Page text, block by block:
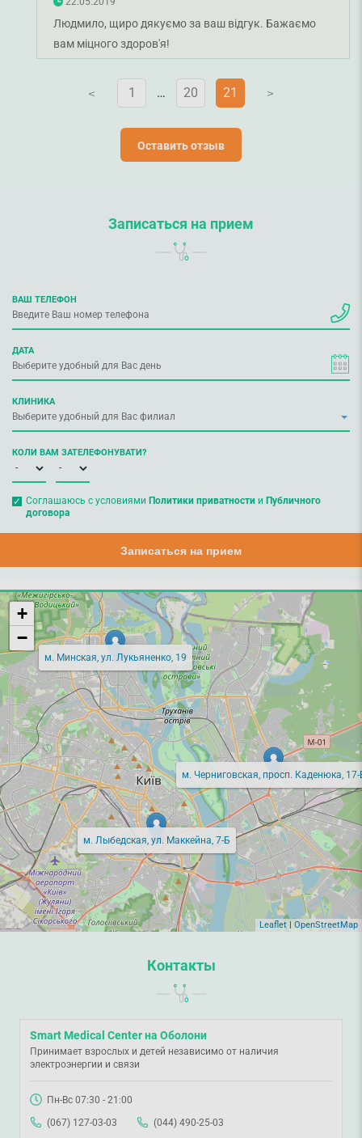
Людмило, щиро дякуємо за ваш відгук. Бажаємо
вам міцного здоров'я!
V 1 … 20 21 V
Оставить отзыв
Записаться на прием
ВАШ ТЕЛЕФОН
ДАТА
КЛИНИКА
КОЛИ ВАМ ЗАТЕЛЕФОНУВАТИ?
Соглашаюсь с условиями Политики приватностии Публичного
договора
Записаться на прием
м. Минская, ул. Лукьяненко, 19
м. Лыбедская, ул. Маккейна, 7-Б
м. Черниговская, просп. Каденюка, 17-
+
−
Leaflet| OpenStreetMap
Контакты
Smart Medical Center на Оболони
Принимает взрослых и детей независимо от наличия
электроэнергии и связи
Пн-Вс 07:30 - 21:00
(067) 127-03-03
(044) 490-25-03